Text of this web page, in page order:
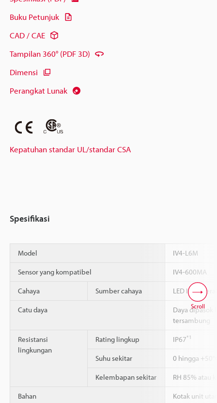
Buku Petunjuk
CAD / CAE
Tampilan 360° (PDF 3D)
Dimensi
Perangkat Lunak
Kepatuhan standar UL/standar CSA
Spesifikasi
Model IV4-L6M
Sensor yang kompatibel IV4-600MA
Cahaya Sumber cahaya LED
Catu daya
Daya dipasok
tersambung
Resistansi
lingkungan
Rating lingkup IP67*1
Suhu sekitar 0 hingga
Kelembapan sekitar RH 85% atau
Bahan
Kotak unit
Scroll